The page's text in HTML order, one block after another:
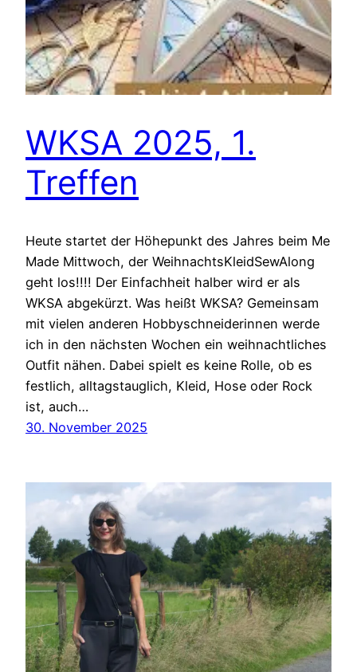
WKSA 2025, 1.
Treffen
Heute startet der Höhepunkt des Jahres beim Me
Made Mittwoch, der WeihnachtsKleidSewAlong
geht los!!!! Der Einfachheit halber wird er als
WKSA abgekürzt. Was heißt WKSA? Gemeinsam
mit vielen anderen Hobbyschneiderinnen werde
ich in den nächsten Wochen ein weihnachtliches
Outfit nähen. Dabei spielt es keine Rolle, ob es
festlich, alltagstauglich, Kleid, Hose oder Rock
ist, auch…
30. November 2025